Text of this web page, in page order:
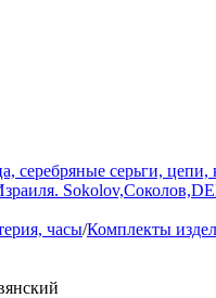
серебряные серьги,
часы/Комплекты